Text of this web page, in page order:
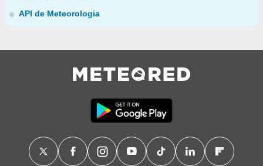
API de Meteorologia